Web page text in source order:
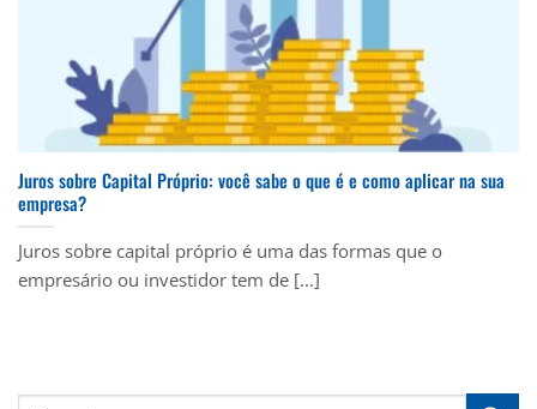
Juros sobre Capital Próprio: você sabe o que é e como aplicar na sua
empresa?
Juros sobre capital próprio é uma das formas que o
empresário ou investidor tem de [...]